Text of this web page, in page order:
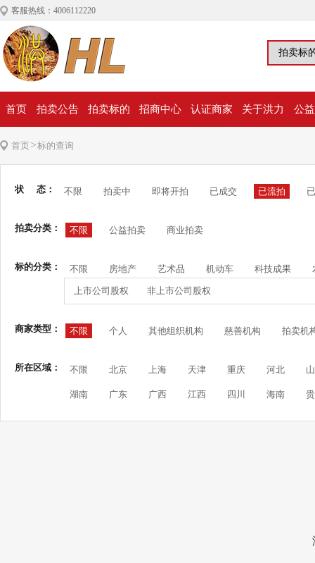
客服热线：4006112220
首页 拍卖公告 拍卖标的 招商中心 认证商家 关于洪力 公
首页>标的查询
状 态： 不限 拍卖中 即将开拍 已成交 已流拍
拍卖分类： 不限 公益拍卖 商业拍卖
标的分类： 不限 房地产 艺术品 机动车 科技成果
上市公司股权 非上市公司股权
商家类型： 不限 个人 其他组织机构 慈善机构 拍卖机
所在区域： 不限 北京 上海 天津 重庆 河北
湖南 广东 广西 江西 四川 海南